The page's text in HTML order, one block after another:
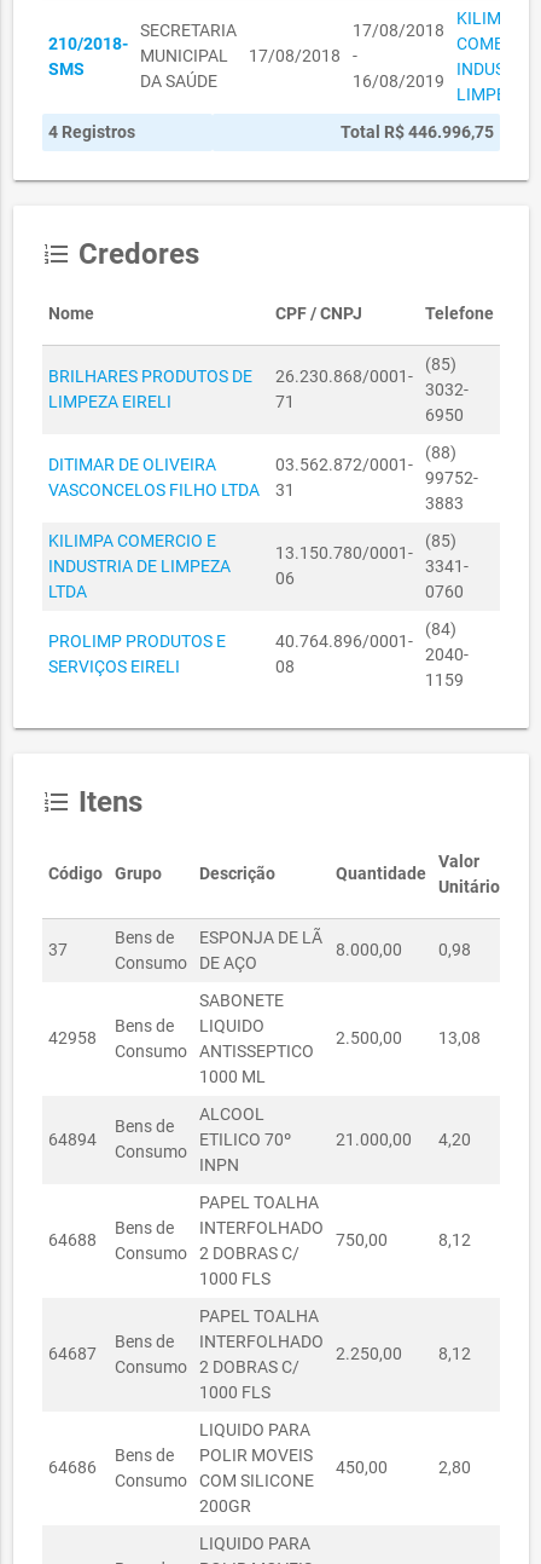
DA SAÚDE
R$ 7.780,00
SECRETARIA
R$
14.074,00
27090023/2018
MUNICIPAL
27/09/2018
SECRETARIA
R$ 3.882,00
R$ 2.580,00
22100013/2018
MUNICIPAL
DA SAÚDE
R$ 2.065,00
R$ 5.508,00
14020063/2019
SECRETARIA
DA SAÚDE
R$ 2.580,00
SECRETARIA
DA SAÚDE
SECRETARIA
MUNICIPAL
14020068/2019
SECRETARIA
MUNICIPAL
10070020/2019
SECRETARIA
MUNICIPAL
DA SAÚDE
10/07/2019 R$ 4.269,00
10070035/2019
SECRETARIA
MUNICIPAL
DA SAÚDE
10/07/2019
SECRETARIA
MUNICIPAL
DA SAÚDE
14/02/2019
SECRETARIA
MUNICIPAL
DA SAÚDE
210/2018-
SMS
SECRETARIA
MUNICIPAL
DA SAÚDE
17/08/2018
17/08/2018
-
16/08/2019
KILIMPA
LIMPEZA
4 Registros
Total R$ 446.996,75
format_list_numbered Credores
Nome CPF / CNPJ Telefone
BRILHARES PRODUTOS DE
LIMPEZA EIRELI
26.230.868/0001-
71
(85)
3032-
6950
DITIMAR DE OLIVEIRA
VASCONCELOS FILHO LTDA
03.562.872/0001-
31
(88)
99752-
3883
KILIMPA COMERCIO E
INDUSTRIA DE LIMPEZA
LTDA
13.150.780/0001-
06
(85)
3341-
0760
PROLIMP PRODUTOS E
SERVIÇOS EIRELI
40.764.896/0001-
08
(84)
2040-
1159
format_list_numbered Itens
Código Grupo Descrição Quantidade
Valor
Unitário
37
Bens de
Consumo
ESPONJA DE LÃ
DE AÇO
8.000,00 0,98
42958
Bens de
Consumo
SABONETE
LIQUIDO
ANTISSEPTICO
1000 ML
2.500,00 13,08
64894
Bens de
Consumo
ALCOOL
ETILICO 70º
INPN
21.000,00 4,20
64688
Bens de
Consumo
PAPEL TOALHA
INTERFOLHADO
2 DOBRAS C/
1000 FLS
750,00 8,12
64687
Bens de
Consumo
PAPEL TOALHA
INTERFOLHADO
2 DOBRAS C/
1000 FLS
2.250,00 8,12
64686
Bens de
Consumo
LIQUIDO PARA
POLIR MOVEIS
COM SILICONE
200GR
450,00 2,80
LIQUIDO PARA